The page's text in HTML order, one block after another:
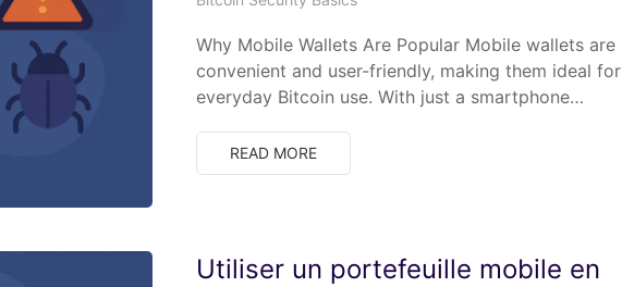
Why Mobile Wallets Are Popular Mobile wallets are
convenient and user-friendly, making them ideal for
everyday Bitcoin use. With just a smartphone…
READ MORE
Utiliser un portefeuille mobile en